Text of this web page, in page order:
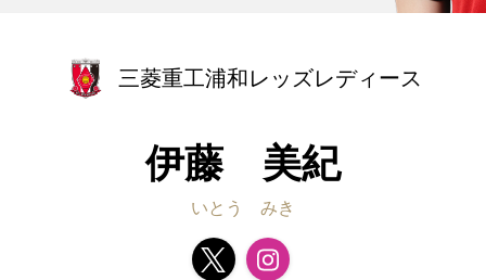
三菱重工浦和レッズレディース
伊藤 美紀
いとう みき